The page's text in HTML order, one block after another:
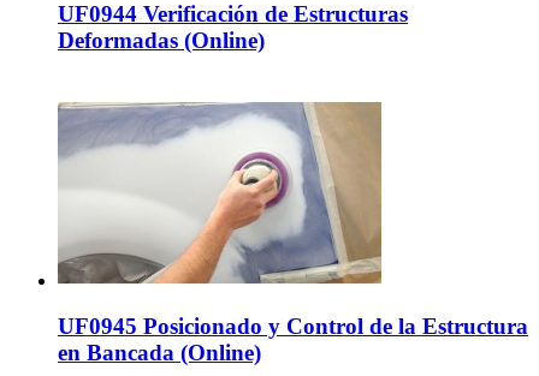
UF0944 Verificación de Estructuras
Deformadas (Online)
UF0945 Posicionado y Control de la Estructura
en Bancada (Online)